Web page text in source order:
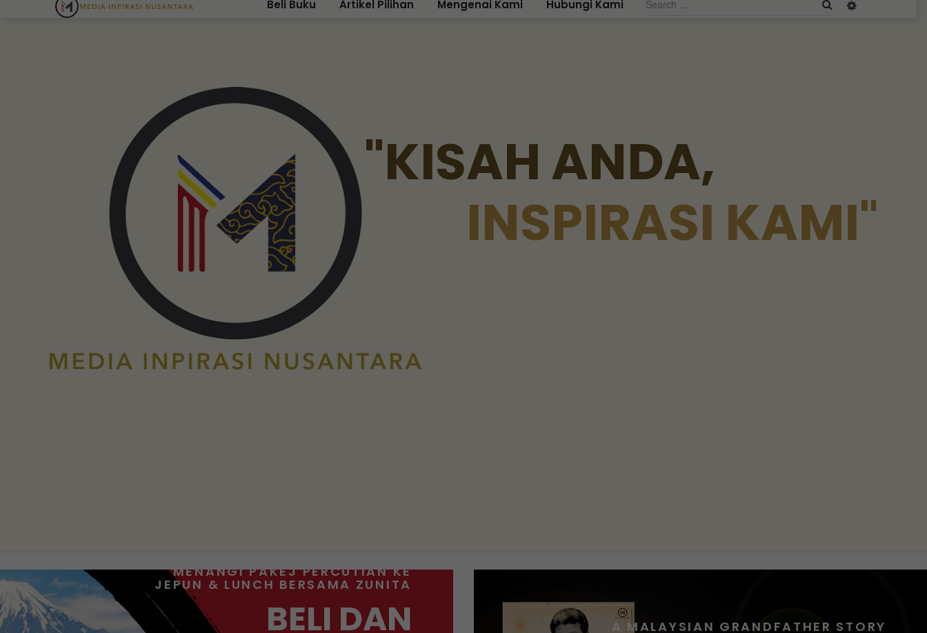
Beli Buku Artikel Pilihan Mengenai Kami Hubungi Kami
INSPIRASI KAMI"
"KISAHANDA,
MENANGI PAKEJ PERCUTIAN KE
JEPUN & LUNCH BERSAMA ZUNITA
BELI DAN A MALAYSIAN GRANDFATHER STORY